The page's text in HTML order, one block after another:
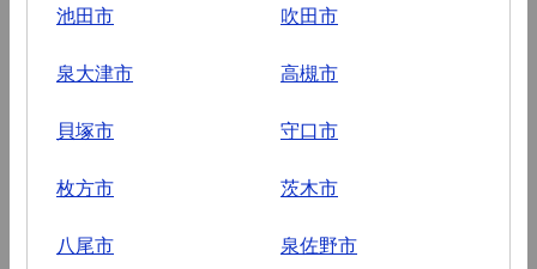
池田市 吹田市
泉大津市 高槻市
貝塚市 守口市
枚方市 茨木市
八尾市 泉佐野市